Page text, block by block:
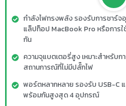
กำลังไฟทรงพลัง รองรับการชาร์
แล็ปท็อป MacBook Pro หรือการ
กัน
ความจุแบตเตอรี่สูง เหมาะสำหรับก
สถานการณ์ที่ไม่มีปลั๊กไฟ
พอร์ตหลากหลาย รองรับ USB-C
พร้อมกันสูงสุด 4 อุปกรณ์